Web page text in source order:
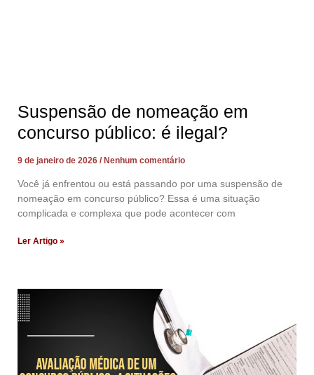
Suspensão de nomeação em
concurso público: é ilegal?
9 de janeiro de 2026 Nenhum comentário
Você já enfrentou ou está passando por uma suspensão de
nomeação em concurso público? Essa é uma situação
complicada e complexa que pode acontecer com
Ler Artigo »